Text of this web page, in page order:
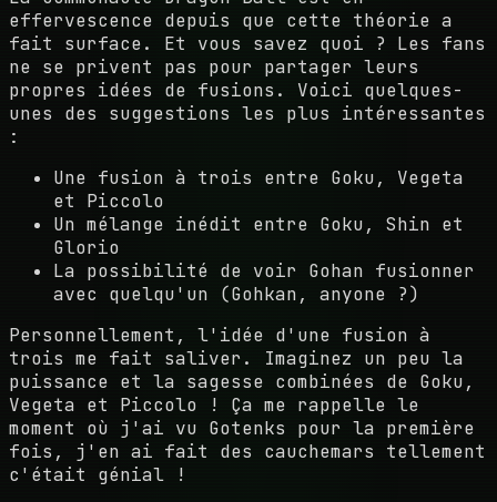
effervescence depuis que cette théorie a
fait surface. Et vous savez quoi ? Les fans
ne se privent pas pour partager leurs
propres idées de fusions. Voici quelques-
unes des suggestions les plus intéressantes
:
Une fusion à trois entre Goku, Vegeta
et Piccolo
Un mélange inédit entre Goku, Shin et
Glorio
La possibilité de voir Gohan fusionner
avec quelqu'un (Gohkan, anyone ?)
Personnellement, l'idée d'une fusion à
trois me fait saliver. Imaginez un peu la
puissance et la sagesse combinées de Goku,
Vegeta et Piccolo ! Ça me rappelle le
moment où j'ai vu Gotenks pour la première
fois, j'en ai fait des cauchemars tellement
c'était génial !